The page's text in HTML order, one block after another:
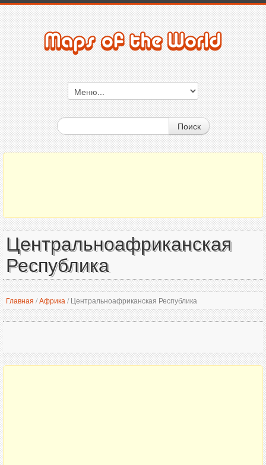
Поиск
Центральноафриканская
Республика
Главная /Африка /Центральноафриканская Республика